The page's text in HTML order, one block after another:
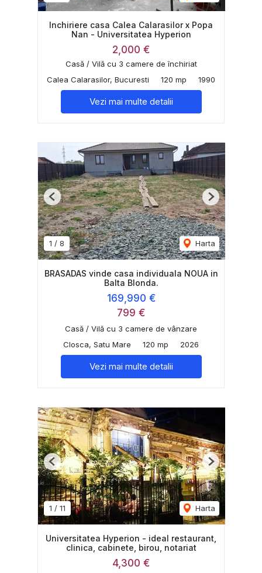
Inchiriere casa Calea Calarasilor x Popa
Nan - Universitatea Hyperion
2,000 €
Casă / Vilă cu 3 camere de închiriat
Calea Calarasilor, Bucuresti
120 mp 1990
Vezi mai multe detalii
1 / 8 Harta
Previous Next
BRASADAS vinde casa individuala NOUA in
Balta Blonda.
169,990 €
799 €
Casă / Vilă cu 3 camere de vânzare
Closca, Satu Mare
120 mp 2026
Vezi mai multe detalii
1 / 11 Harta
Previous Next
Universitatea Hyperion - ideal restaurant,
clinica, cabinete, birou, notariat
4,300 €